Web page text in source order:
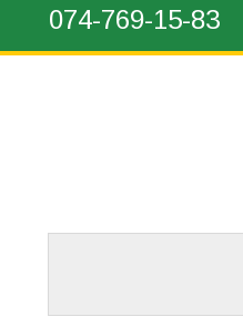
074-769-15-83